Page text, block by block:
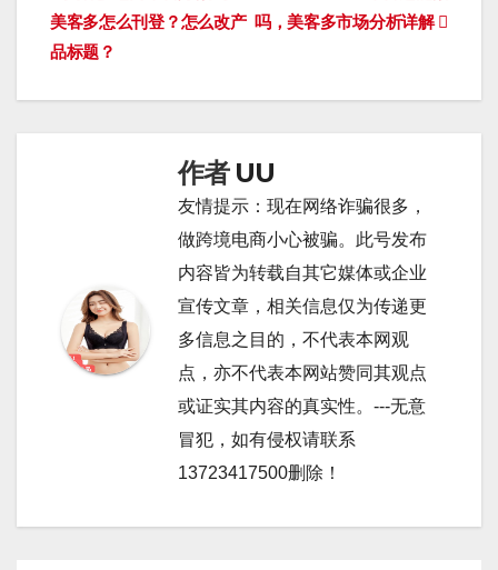
章
导
吗，美客多市场分析详解
美客多怎么刊登？怎么改产
品标题？
作者 UU
友情提示：现在网络诈骗很多，
做跨境电商小心被骗。此号发布
内容皆为转载自其它媒体或企业
宣传文章，相关信息仅为传递更
多信息之目的，不代表本网观
点，亦不代表本网站赞同其观点
或证实其内容的真实性。---无意
冒犯，如有侵权请联系
13723417500删除！